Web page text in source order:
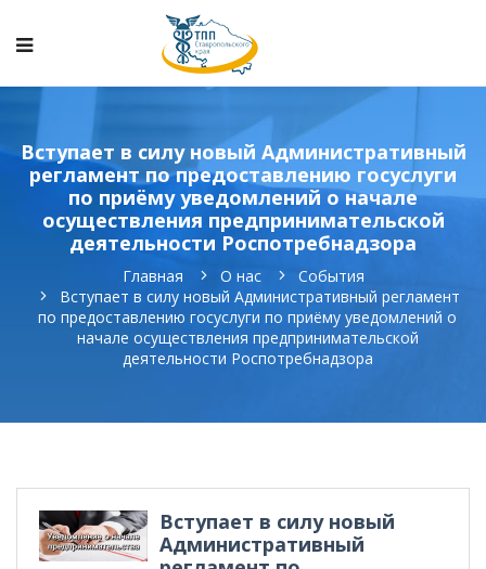
Вступает в силу новый Административный
регламент по предоставлению госуслуги
по приёму уведомлений о начале
осуществления предпринимательской
деятельности Роспотребнадзора
Главная О нас
События
Вступает в силу новый Административный регламент
по предоставлению госуслуги по приёму уведомлений о
начале осуществления предпринимательской
деятельности Роспотребнадзора
Вступает в силу новый
Административный